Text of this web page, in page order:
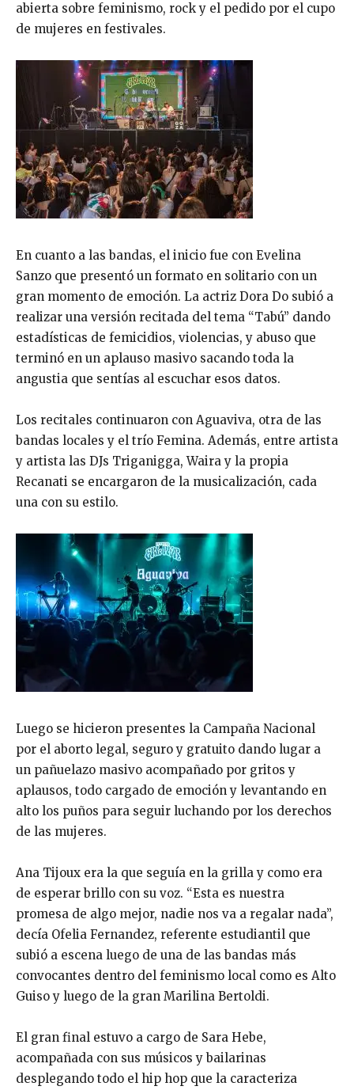
abierta sobre feminismo, rock y el pedido por el cupo
de mujeres en festivales.
En cuanto a las bandas, el inicio fue con Evelina
Sanzo que presentó un formato en solitario con un
gran momento de emoción. La actriz Dora Do subió a
realizar una versión recitada del tema “Tabú” dando
estadísticas de femicidios, violencias, y abuso que
terminó en un aplauso masivo sacando toda la
angustia que sentías al escuchar esos datos.
Los recitales continuaron con Aguaviva, otra de las
bandas locales y el trío Femina. Además, entre artista
y artista las DJs Triganigga, Waira y la propia
Recanati se encargaron de la musicalización, cada
una con su estilo.
Luego se hicieron presentes la Campaña Nacional
por el aborto legal, seguro y gratuito dando lugar a
un pañuelazo masivo acompañado por gritos y
aplausos, todo cargado de emoción y levantando en
alto los puños para seguir luchando por los derechos
de las mujeres.
Ana Tijoux era la que seguía en la grilla y como era
de esperar brillo con su voz. “Esta es nuestra
promesa de algo mejor, nadie nos va a regalar nada”,
decía Ofelia Fernandez, referente estudiantil que
subió a escena luego de una de las bandas más
convocantes dentro del feminismo local como es Alto
Guiso y luego de la gran Marilina Bertoldi.
El gran final estuvo a cargo de Sara Hebe,
acompañada con sus músicos y bailarinas
desplegando todo el hip hop que la caracteriza